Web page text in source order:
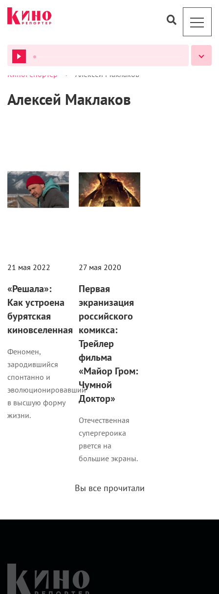
ВСЕ ПОДКАСТЫ
КиноРепортер > Алексей Маклаков
Алексей Маклаков
21 мая 2022
«Решала»:
Как устроена
бурятская
киновселенная
Феномен,
зародившийся
спонтанно и
эволюционировавший
в высшую форму
жизни.
27 мая 2020
Первая
экранизация
российского
комикса:
Трейлер
фильма
«Майор Гром:
Чумной
Доктор»
Отечественная
супергероика
рвется на
большие экраны.
Вы все прочитали